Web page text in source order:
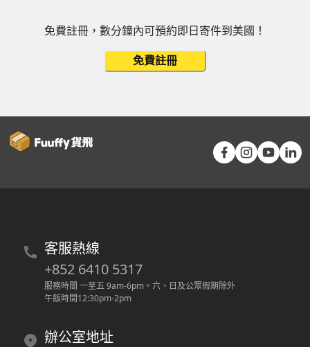
免費註冊，數分鐘內可預約即日寄件到美國！
免費註冊
客服熱線
+852 6410 5317
服務時間 一至五 9am-6pm 。 六、日及公眾假期除外
午飯時間12:30pm-2pm
辦公室地址